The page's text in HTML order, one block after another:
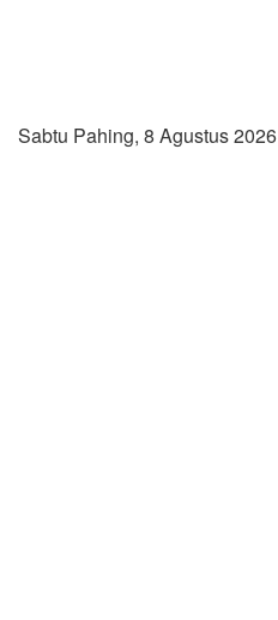
Sabtu Pahing, 8 Agustus 2026